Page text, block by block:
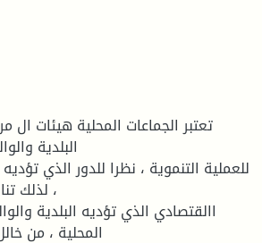
تعتبر الجماعات المحلية هيئات ال
البلدية
للعملية التنموية ، نظرا للدور الذي
، لذلك
االقتصادي الذي تؤديه البلدية
المحلية ، من